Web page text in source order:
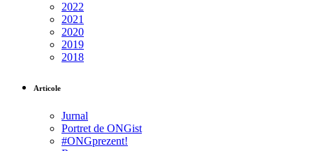
2022
2021
2020
2019
2018
Articole
Jurnal
Portret de ONGist
#ONGprezent!